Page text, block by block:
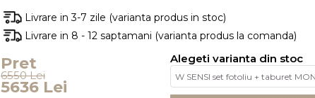
Livrare in 3-7 zile (varianta produs in stoc)
Livrare in 8 - 12 saptamani (varianta produs la comanda)
Pret
6550 Lei
5636 Lei
Alegeti varianta din stoc